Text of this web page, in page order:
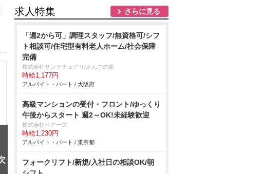
求人特集 さらに見る
「週2から可」調理スタッフ/無資格可/シフ
ト相談可/住宅型有料老人ホーム/社会保障
完備
株式会社サンクチュアリ/さんごの家
時給1,177円
アルバイト・パート / 大阪府
高級マンションの受付・フロント/ゆっくり
午後からスタート 週2～OK!未経験歓迎
株式会社ベアーズ
時給1,230円
アルバイト・パート / 東京都
フォークリフト/新規/入社日の相談OK/朝